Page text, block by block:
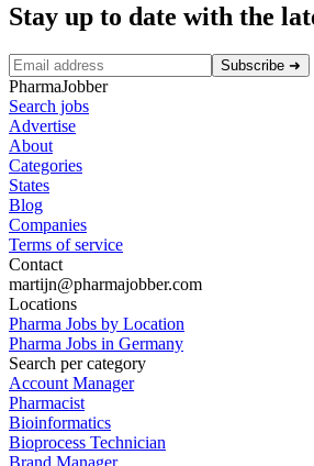
Stay up to date with the
Subscribe ➜
PharmaJobber
Search jobs
Advertise
About
Categories
States
Blog
Companies
Terms of service
Contact
martijn@pharmajobber.com
Locations
Pharma Jobs by Location
Pharma Jobs in Germany
Search per category
Account Manager
Pharmacist
Bioinformatics
Bioprocess Technician
Brand Manager